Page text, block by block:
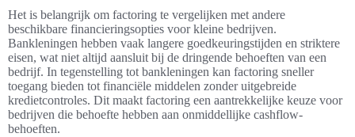
Het is belangrijk om factoring te vergelijken met andere
beschikbare financieringsopties voor kleine bedrijven.
Bankleningen hebben vaak langere goedkeuringstijden en striktere
eisen, wat niet altijd aansluit bij de dringende behoeften van een
bedrijf. In tegenstelling tot bankleningen kan factoring sneller
toegang bieden tot financiële middelen zonder uitgebreide
kredietcontroles. Dit maakt factoring een aantrekkelijke keuze voor
bedrijven die behoefte hebben aan onmiddellijke cashflow-
behoeften.